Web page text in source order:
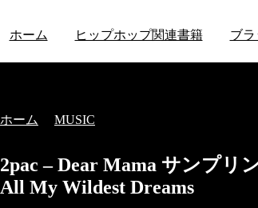
ホーム ヒップホップ関連書籍 ブ
ホーム MUSIC
2pac – Dear Mama サンプリ
All My Wildest Dreams